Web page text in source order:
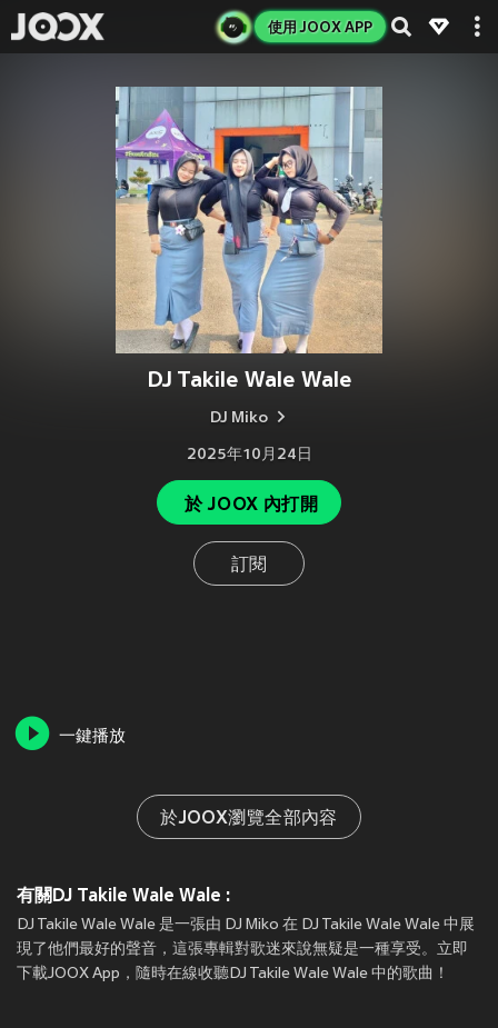
使用 JOOX APP
DJ Takile Wale Wale
DJ Miko
2025年10月24日
於 JOOX 內打開
訂閱
一鍵播放
於JOOX瀏覽全部內容
有關DJ Takile Wale Wale :
DJ Takile Wale Wale 是一張由 DJ Miko 在 DJ Takile Wale Wale 中展
現了他們最好的聲音，這張專輯對歌迷來說無疑是一種享受。立即
下載JOOX App，隨時在線收聽DJ Takile Wale Wale 中的歌曲！